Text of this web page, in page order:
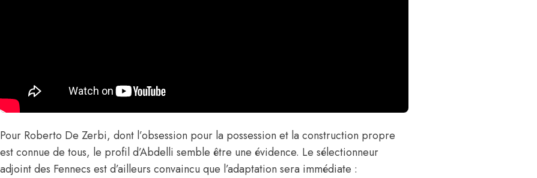
Pour Roberto De Zerbi, dont l’obsession pour la possession et la construction propre
est connue de tous, le profil d’Abdelli semble être une évidence. Le sélectionneur
adjoint des Fennecs est d’ailleurs convaincu que l’adaptation sera immédiate :